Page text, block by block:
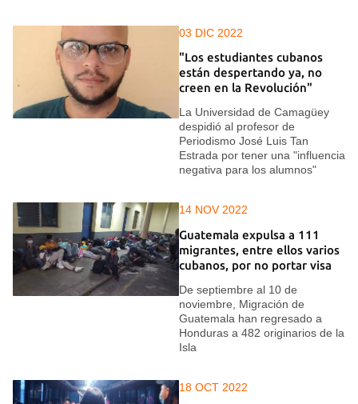
03 DIC 2022
"Los estudiantes cubanos
están despertando ya, no
creen en la Revolución"
La Universidad de Camagüey
despidió al profesor de
Periodismo José Luis Tan
Estrada por tener una "influencia
negativa para los alumnos"
14 NOV 2022
Guatemala expulsa a 111
migrantes, entre ellos varios
cubanos, por no portar visa
De septiembre al 10 de
noviembre, Migración de
Guatemala han regresado a
Honduras a 482 originarios de la
Isla
18 OCT 2022